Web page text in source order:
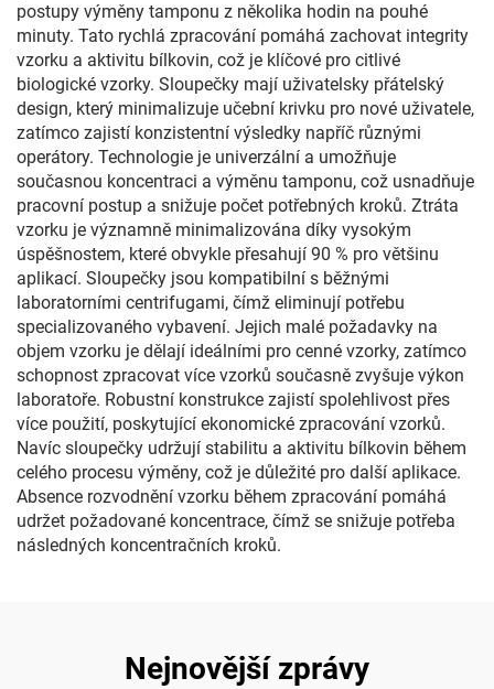
postupy výměny tamponu z několika hodin na pouhé
minuty. Tato rychlá zpracování pomáhá zachovat integrity
vzorku a aktivitu bílkovin, což je klíčové pro citlivé
biologické vzorky. Sloupečky mají uživatelsky přátelský
design, který minimalizuje učební krivku pro nové uživatele,
zatímco zajistí konzistentní výsledky napříč různými
operátory. Technologie je univerzální a umožňuje
současnou koncentraci a výměnu tamponu, což usnadňuje
pracovní postup a snižuje počet potřebných kroků. Ztráta
vzorku je významně minimalizována díky vysokým
úspěšnostem, které obvykle přesahují 90 % pro většinu
aplikací. Sloupečky jsou kompatibilní s běžnými
laboratorními centrifugami, čímž eliminují potřebu
specializovaného vybavení. Jejich malé požadavky na
objem vzorku je dělají ideálními pro cenné vzorky, zatímco
schopnost zpracovat více vzorků současně zvyšuje výkon
laboratoře. Robustní konstrukce zajistí spolehlivost přes
více použití, poskytující ekonomické zpracování vzorků.
Navíc sloupečky udržují stabilitu a aktivitu bílkovin během
celého procesu výměny, což je důležité pro další aplikace.
Absence rozvodnění vzorku během zpracování pomáhá
udržet požadované koncentrace, čímž se snižuje potřeba
následných koncentračních kroků.
Nejnovější zprávy